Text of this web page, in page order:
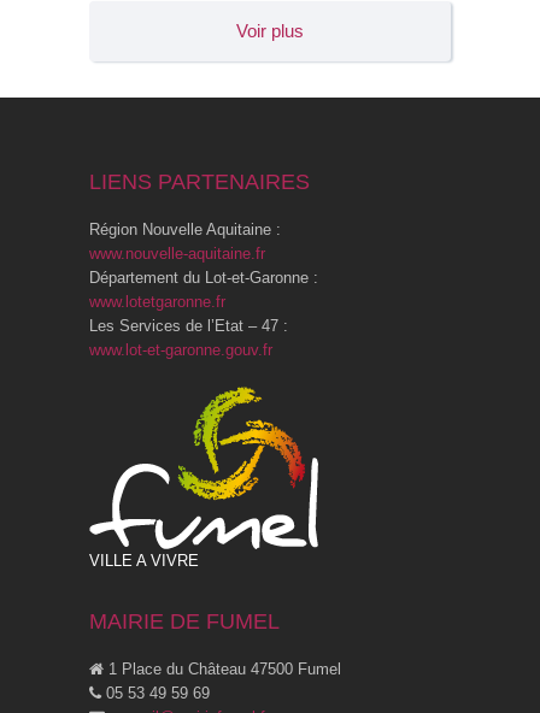
Voir plus
LIENS PARTENAIRES
Région Nouvelle Aquitaine :
www.nouvelle-aquitaine.fr
Département du Lot-et-Garonne :
www.lotetgaronne.fr
Les Services de l’Etat – 47 :
www.lot-et-garonne.gouv.fr
VILLE A VIVRE
MAIRIE DE FUMEL
1 Place du Château 47500 Fumel
05 53 49 59 69